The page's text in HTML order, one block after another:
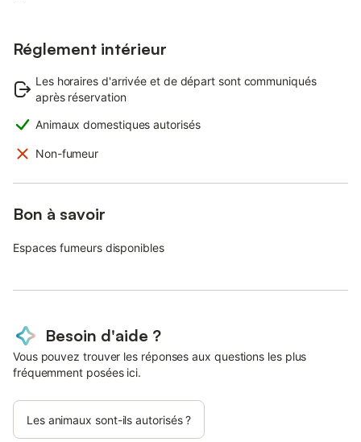
Réglement intérieur
Les horaires d'arrivée et de départ sont communiqués
après réservation
Animaux domestiques autorisés
Non-fumeur
Bon à savoir
Espaces fumeurs disponibles
Besoin d'aide ?
Vous pouvez trouver les réponses aux questions les plus
fréquemment posées ici.
Les animaux sont-ils autorisés ?